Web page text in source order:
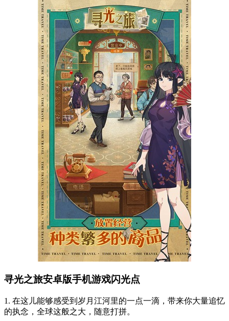
寻光之旅安卓版手机游戏闪光点
1. 在这儿能够感受到岁月江河里的一点一滴，带来你大量追忆
的执念，全球这般之大，随意打拼。